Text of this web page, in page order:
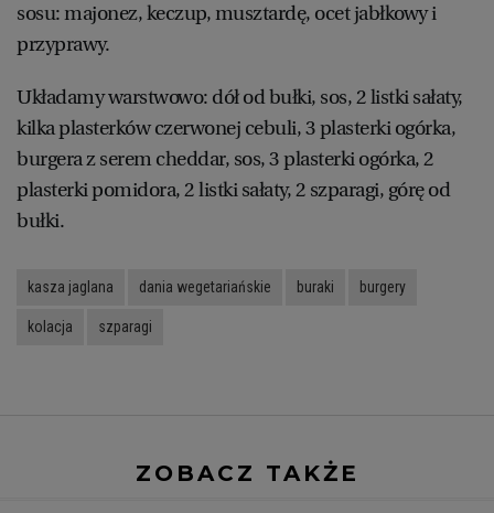
sosu: majonez, keczup, musztardę, ocet jabłkowy i
przyprawy.
Układamy warstwowo: dół od bułki, sos, 2 listki sałaty,
kilka plasterków czerwonej cebuli, 3 plasterki ogórka,
burgera z serem cheddar, sos, 3 plasterki ogórka, 2
plasterki pomidora, 2 listki sałaty, 2 szparagi, górę od
bułki.
kasza jaglana dania wegetariańskie buraki burgery
kolacja szparagi
ZOBACZ TAKŻE